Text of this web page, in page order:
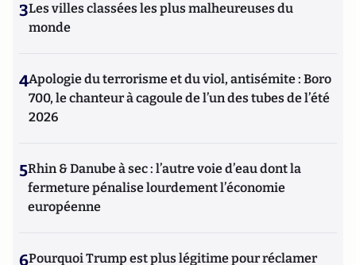
3Les villes classées les plus malheureuses du
monde
4Apologie du terrorisme et du viol, antisémite : Boro
700, le chanteur à cagoule de l’un des tubes de l’été
2026
5Rhin & Danube à sec : l’autre voie d’eau dont la
fermeture pénalise lourdement l’économie
européenne
6Pourquoi Trump est plus légitime pour réclamer